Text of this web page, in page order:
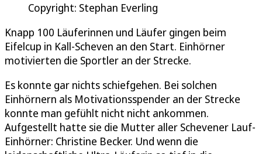
Copyright: Stephan Everling
Knapp 100 Läuferinnen und Läufer gingen beim
Eifelcup in Kall-Scheven an den Start. Einhörner
motivierten die Sportler an der Strecke.
Es konnte gar nichts schiefgehen. Bei solchen
Einhörnern als Motivationsspender an der Strecke
konnte man gefühlt nicht nicht ankommen.
Aufgestellt hatte sie die Mutter aller Schevener Lauf-
Einhörner: Christine Becker. Und wenn die